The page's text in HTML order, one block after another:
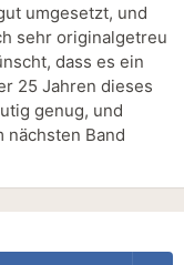
umgesetzt, und
sehr originalgetreu
dass es ein
25 Jahren dieses
genug, und
nächsten Band